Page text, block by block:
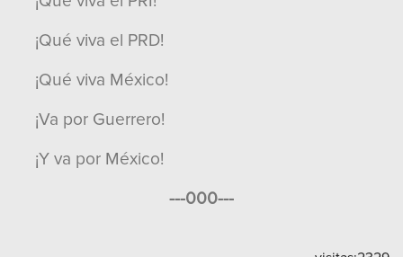
¡Qué viva el PRD!
¡Qué viva México!
¡Va por Guerrero!
¡Y va por México!
---000---